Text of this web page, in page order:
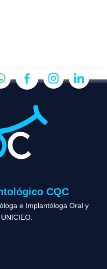
CQC
e Implantóloga Oral y